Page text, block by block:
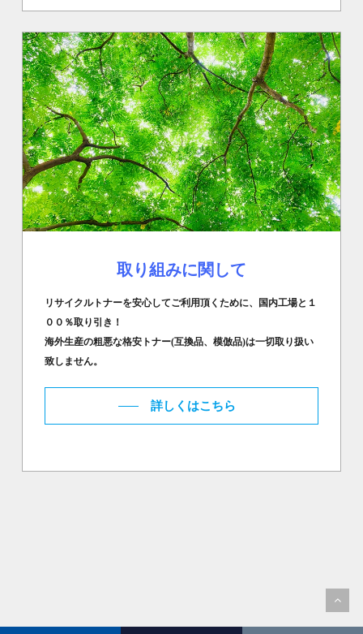
取り組みに関して
リサイクルトナーを安心してご利用頂くために、国内工場と１
００％取り引き！
海外生産の粗悪な格安トナー(互換品、模倣品)は一切取り扱い
致しません。
詳しくはこちら